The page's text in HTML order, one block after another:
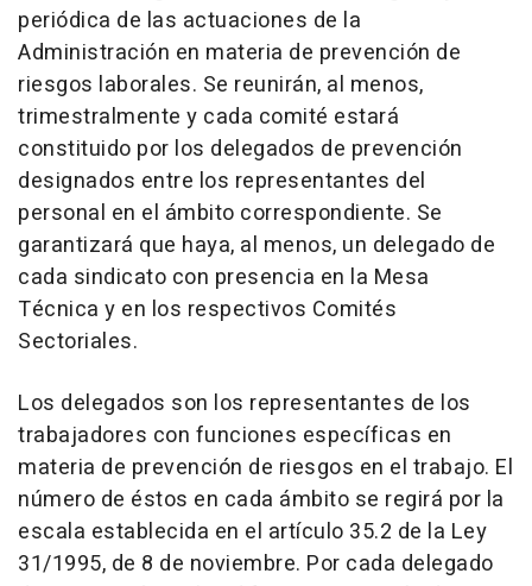
periódica de las actuaciones de la
Administración en materia de prevención de
riesgos laborales. Se reunirán, al menos,
trimestralmente y cada comité estará
constituido por los delegados de prevención
designados entre los representantes del
personal en el ámbito correspondiente. Se
garantizará que haya, al menos, un delegado de
cada sindicato con presencia en la Mesa
Técnica y en los respectivos Comités
Sectoriales.
Los delegados son los representantes de los
trabajadores con funciones específicas en
materia de prevención de riesgos en el trabajo. El
número de éstos en cada ámbito se regirá por la
escala establecida en el artículo 35.2 de la Ley
31/1995, de 8 de noviembre. Por cada delegado